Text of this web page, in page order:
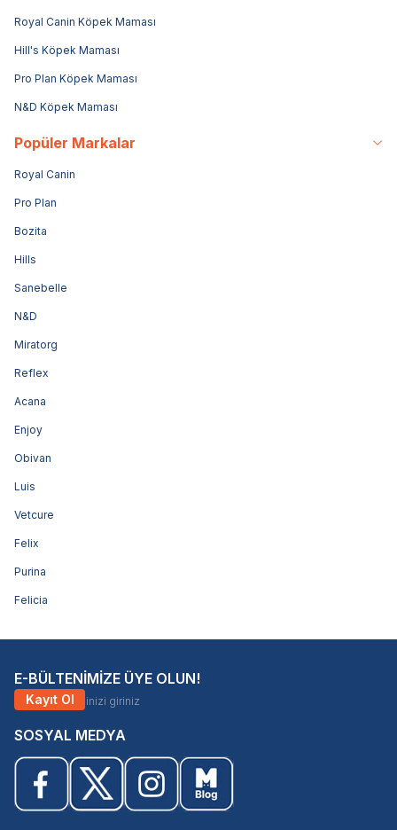
Royal Canin Köpek Maması
Hill's Köpek Maması
Pro Plan Köpek Maması
N&D Köpek Maması
Popüler Markalar
Royal Canin
Pro Plan
Bozita
Hills
Sanebelle
N&D
Miratorg
Reflex
Acana
Enjoy
Obivan
Luis
Vetcure
Felix
Purina
Felicia
E-BÜLTENİMİZE ÜYE OLUN!
Kayıt Ol
SOSYAL MEDYA